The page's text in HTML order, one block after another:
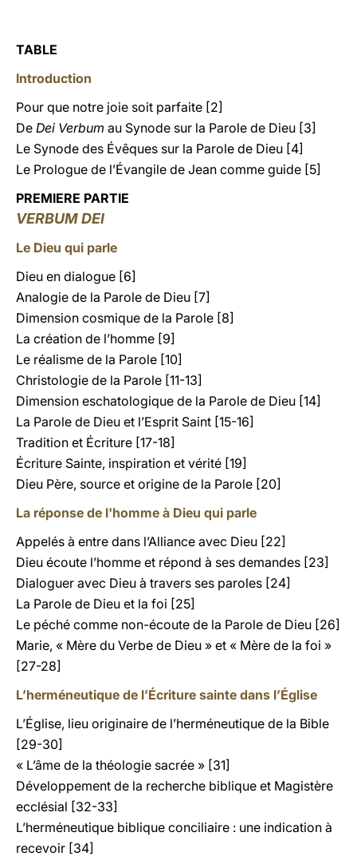
TABLE
Introduction
Pour que notre joie soit parfaite [2]
De Dei Verbum au Synode sur la Parole de Dieu [3]
Le Synode des Évêques sur la Parole de Dieu [4]
Le Prologue de l’Évangile de Jean comme guide [5]
PREMIERE PARTIE
VERBUM DEI
Le Dieu qui parle
Dieu en dialogue [6]
Analogie de la Parole de Dieu [7]
Dimension cosmique de la Parole [8]
La création de l’homme [9]
Le réalisme de la Parole [10]
Christologie de la Parole [11-13]
Dimension eschatologique de la Parole de Dieu [14]
La Parole de Dieu et l’Esprit Saint [15-16]
Tradition et Écriture [17-18]
Écriture Sainte, inspiration et vérité [19]
Dieu Père, source et origine de la Parole [20]
La réponse de l'homme à Dieu qui parle
Appelés à entre dans l’Alliance avec Dieu [22]
Dieu écoute l’homme et répond à ses demandes [23]
Dialoguer avec Dieu à travers ses paroles [24]
La Parole de Dieu et la foi [25]
Le péché comme non-écoute de la Parole de Dieu [26]
Marie, « Mère du Verbe de Dieu » et « Mère de la foi »
[27-28]
L’herméneutique de l’Écriture sainte dans l’Église
L’Église, lieu originaire de l’herméneutique de la Bible
[29-30]
« L’âme de la théologie sacrée » [31]
Développement de la recherche biblique et Magistère
ecclésial [32-33]
L’herméneutique biblique conciliaire : une indication à
recevoir [34]